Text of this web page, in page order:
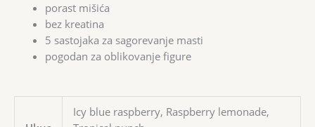
porast mišića
bez kreatina
5 sastojaka za sagorevanje masti
pogodan za oblikovanje figure
Icy blue raspberry, Raspberry lemonade,